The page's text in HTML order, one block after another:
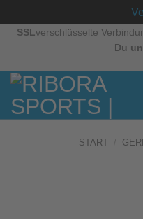
ZumSSL verschlüsselte
Du
START